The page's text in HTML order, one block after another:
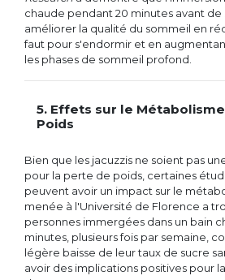
chaude pendant 20 minutes avant
améliorer la qualité du sommeil en
faut pour s'endormir et en
les phases de sommeil profond.
5. Effets sur le
Poids
Bien que les jacuzzis ne soient pas
pour la perte de poids, certaines
peuvent avoir un impact sur le
menée à l'Université de Florence a
personnes immergées dans un bain
minutes, plusieurs fois par semaine,
légère baisse de leur taux de sucre
avoir des implications positives pour